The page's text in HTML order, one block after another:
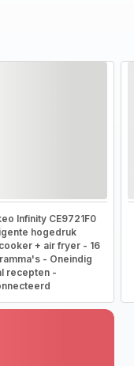
Infinity CE9721F0
hogedruk
+ air fryer - 16
- Oneindig
recepten -